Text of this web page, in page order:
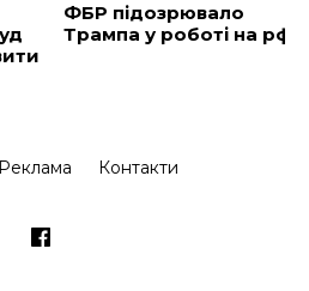
ФБР підозрювало
Трампа у роботі на рф
Реклама Контакти